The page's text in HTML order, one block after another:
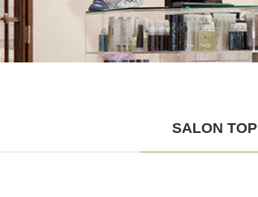
SALON TOP